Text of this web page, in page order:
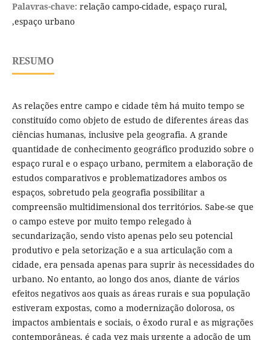
Palavras-chave: relação campo-cidade, espaço rural,
,espaço urbano
RESUMO
As relações entre campo e cidade têm há muito tempo se
constituído como objeto de estudo de diferentes áreas das
ciências humanas, inclusive pela geografia. A grande
quantidade de conhecimento geográfico produzido sobre o
espaço rural e o espaço urbano, permitem a elaboração de
estudos comparativos e problematizadores ambos os
espaços, sobretudo pela geografia possibilitar a
compreensão multidimensional dos territórios. Sabe-se que
o campo esteve por muito tempo relegado à
secundarização, sendo visto apenas pelo seu potencial
produtivo e pela setorização e a sua articulação com a
cidade, era pensada apenas para suprir às necessidades do
urbano. No entanto, ao longo dos anos, diante de vários
efeitos negativos aos quais as áreas rurais e sua população
estiveram expostas, como a modernização dolorosa, os
impactos ambientais e sociais, o êxodo rural e as migrações
contemporâneas, é cada vez mais urgente a adoção de um